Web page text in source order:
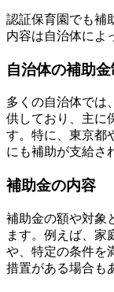
認証保育園でも補
内容は自治体によ
自治体の補助
多くの自治体では
供しており、主に
す。特に、東京都
にも補助が支給さ
補助金の内容
補助金の額や対象
ます。例えば、家
や、特定の条件を
措置がある場合も